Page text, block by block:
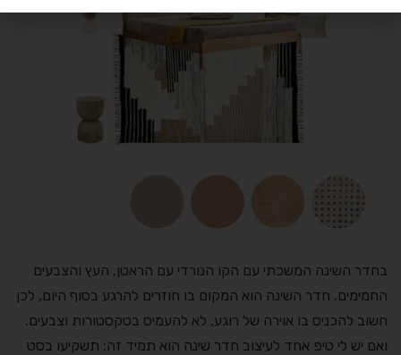
בחדר השינה המשכתי עם הקו הנורדי עם הראטן, העץ והצבעים
החמימים. חדר השינה הוא המקום בו חוזרים להרגע בסוף היום, לכן
חשוב להכניס בו אוירה של רוגע, לא להעמיס בטקסטורות וצבעים.
ואם יש לי טיפ אחד לעיצוב חדר שינה הוא תמיד זה: תשקיעו בסט